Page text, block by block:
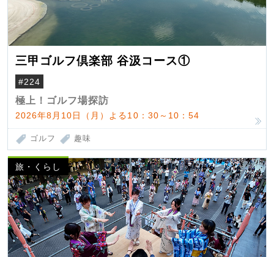
三甲ゴルフ倶楽部 谷汲コース①
#224
極上！ゴルフ場探訪
2026年8月10日（月）よる10：30～10：54
ゴルフ 趣味
旅・くらし